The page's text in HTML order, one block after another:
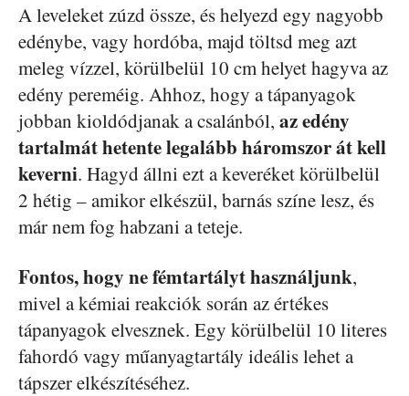
A leveleket zúzd össze, és helyezd egy nagyobb
edénybe, vagy hordóba, majd töltsd meg azt
meleg vízzel, körülbelül 10 cm helyet hagyva az
edény pereméig. Ahhoz, hogy a tápanyagok
jobban kioldódjanak a csalánból, az edény
tartalmát hetente legalább háromszor át kell
keverni. Hagyd állni ezt a keveréket körülbelül
2 hétig – amikor elkészül, barnás színe lesz, és
már nem fog habzani a teteje.
Fontos, hogy ne fémtartályt használjunk,
mivel a kémiai reakciók során az értékes
tápanyagok elvesznek. Egy körülbelül 10 literes
fahordó vagy műanyagtartály ideális lehet a
tápszer elkészítéséhez.